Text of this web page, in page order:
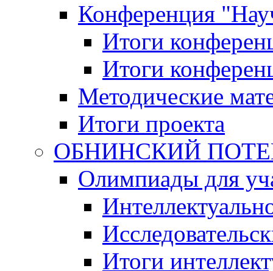
Конференция
Итоги
Итоги
Методические
Итоги проекта
ОБНИНСКИЙ
Олимпиады для
Итоги